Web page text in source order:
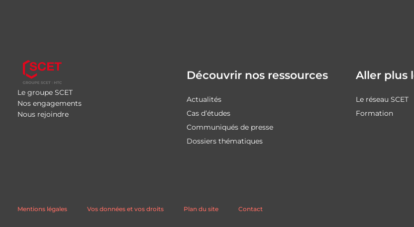
Le groupe SCET
Nos engagements
Nous rejoindre
Découvrir nos ressources
Actualités
Cas d’études
Communiqués de presse
Dossiers thématiques
Aller plus
Le réseau SCET
Formation
Mentions légales Vos données et vos droits Plan du site Contact